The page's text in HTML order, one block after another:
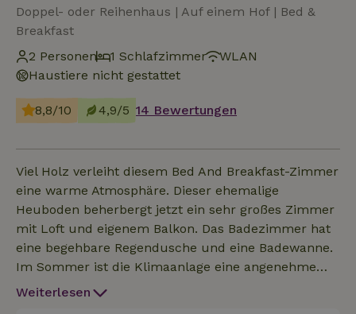
Doppel- oder Reihenhaus | Auf einem Hof | Bed &
Breakfast
2 Personen
1 Schlafzimmer
WLAN
Haustiere nicht gestattet
8,8/10 4,9/5 14 Bewertungen
Viel Holz verleiht diesem Bed And Breakfast-Zimmer
eine warme Atmosphäre. Dieser ehemalige
Heuboden beherbergt jetzt ein sehr großes Zimmer
mit Loft und eigenem Balkon. Das Badezimmer hat
eine begehbare Regendusche und eine Badewanne.
Im Sommer ist die Klimaanlage eine angenehme
Abkühlung. Im Erdgeschoss gibt es einen
Weiterlesen